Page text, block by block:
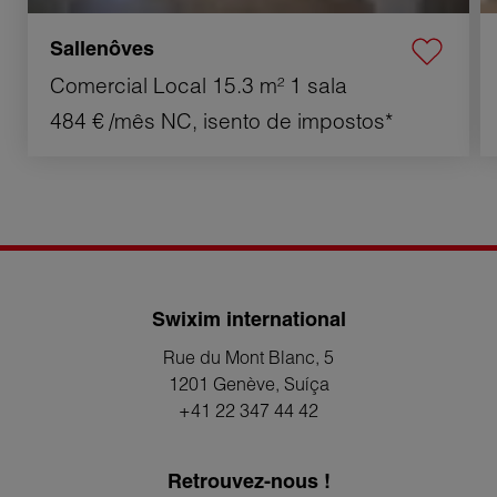
Sallenôves
Comercial Local 15.3 m² 1 sala
484 € /mês NC, isento de impostos*
Swixim international
Rue du Mont Blanc, 5
1201 Genève, Suíça
+41 22 347 44 42
Retrouvez-nous !